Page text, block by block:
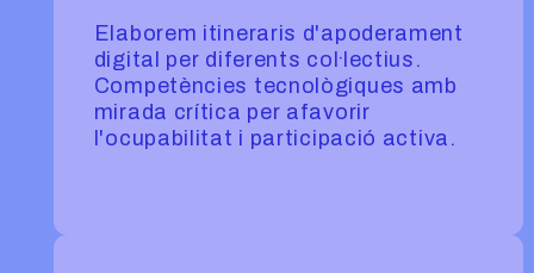
Elaborem itineraris d'apoderament
digital per diferents col·lectius.
Competències tecnològiques amb
mirada crítica per afavorir
l'ocupabilitat i participació activa.